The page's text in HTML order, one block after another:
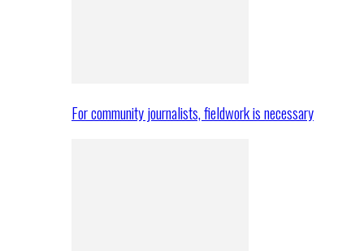
For community journalists, fieldwork is necessary